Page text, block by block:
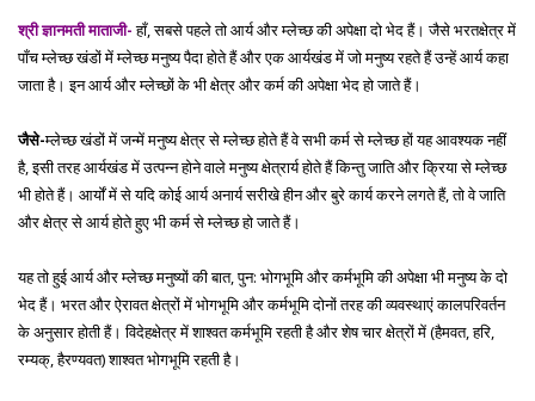
श्री ज्ञानमती माताजी-हाँ, सबसे पहले तो आर्य और म्लेच्छ की अपेक्षा दो भेद हैं। जैसे भरतक्षेत्र में
पाँच म्लेच्छ खंडों में म्लेच्छ मनुष्य पैदा होते हैं और एक आर्यखंड में जो मनुष्य रहते हैं उन्हें आर्य कहा
जाता है। इन आर्य और म्लेच्छों के भी क्षेत्र और कर्म की अपेक्षा भेद हो जाते हैं।
जैसे-म्लेच्छ खंडों में जन्में मनुष्य क्षेत्र से म्लेच्छ होते हैं वे सभी कर्म से म्लेच्छ हों यह आवश्यक नहीं
है, इसी तरह आर्यखंड में उत्पन्न होने वाले मनुष्य क्षेत्रार्य होते हैं किन्तु जाति और क्रिया से म्लेच्छ
भी होते हैं। आर्यों में से यदि कोई आर्य अनार्य सरीखे हीन और बुरे कार्य करने लगते हैं, तो वे जाति
और क्षेत्र से आर्य होते हुए भी कर्म से म्लेच्छ हो जाते हैं।
यह तो हुई आर्य और म्लेच्छ मनुष्यों की बात, पुन: भोगभूमि और कर्मभूमि की अपेक्षा भी मनुष्य के दो
भेद हैं। भरत और ऐरावत क्षेत्रों में भोगभूमि और कर्मभूमि दोनों तरह की व्यवस्थाएं कालपरिवर्तन
के अनुसार होती हैं। विदेहक्षेत्र में शाश्वत कर्मभूमि रहती है और शेष चार क्षेत्रों में (हैमवत, हरि,
रम्यक्, हैरण्यवत) शाश्वत भोगभूमि रहती है।